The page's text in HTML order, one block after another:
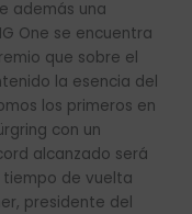
además una
One se encuentra
que sobre el
la esencia del
los primeros en
con un
alcanzado será
tiempo de vuelta
presidente del